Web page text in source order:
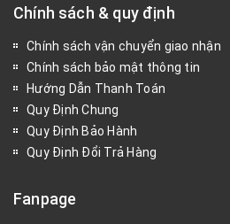
Chính sách & quy định
Chính sách vận chuyển giao nhận
Chính sách bảo mật thông tin
Hướng Dẫn Thanh Toán
Quy Định Chung
Quy Định Bảo Hành
Quy Định Đổi Trả Hàng
Fanpage